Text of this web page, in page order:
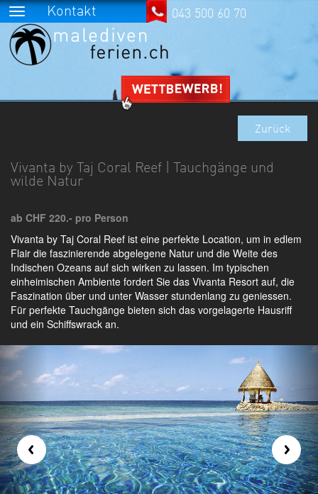
Kontakt 043 500 60 70
Zurück
Vivanta by Taj Coral Reef | Tauchgänge und
wilde Natur
ab CHF 220.- pro Person
Vivanta by Taj Coral Reef ist eine perfekte Location, um in edlem
Flair die faszinierende abgelegene Natur und die Weite des
Indischen Ozeans auf sich wirken zu lassen. Im typischen
einheimischen Ambiente fordert Sie das Vivanta Resort auf, die
Faszination über und unter Wasser stundenlang zu geniessen.
Für perfekte Tauchgänge bieten sich das vorgelagerte Hausriff
und ein Schiffswrack an.